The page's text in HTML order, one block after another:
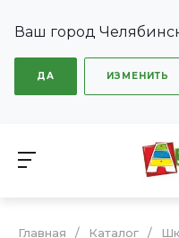
Ваш город
ДА ИЗМЕНИТЬ
Главная / Каталог /